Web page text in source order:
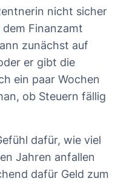
nicht sicher
dem Finanzamt
zunächst auf
er gibt die
ein paar Wochen
ob Steuern fällig
dafür, wie viel
Jahren anfallen
dafür Geld zum